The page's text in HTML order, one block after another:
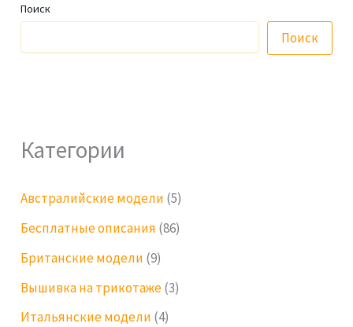
Поиск
Поиск
Категории
Австралийские модели (5)
Бесплатные описания (86)
Британские модели (9)
Вышивка на трикотаже(3)
Итальянские модели (4)